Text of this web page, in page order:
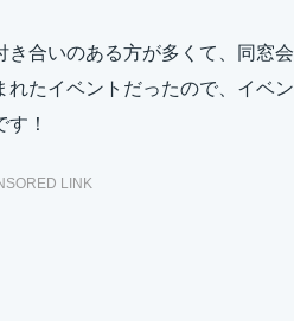
き合いのある方が多くて、同窓会
たイベントだったので、イベン
！
LINK